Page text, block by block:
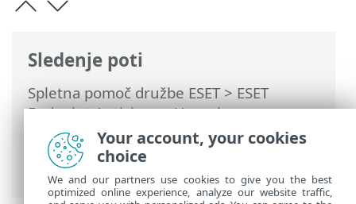
Sledenje poti
Spletna pomoč družbe ESET> ESET
Endpoint Antivirus>Uporaba programa
ESET Endpoint Antivirus>Pregled
računalnika> Zaganjalnik pregleda po
meri
Your account, your cookies
choice
We and our partners use cookies to give you the best
optimized online experience, analyze our website traffic,